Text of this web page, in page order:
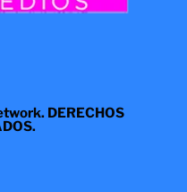
DERECHOS